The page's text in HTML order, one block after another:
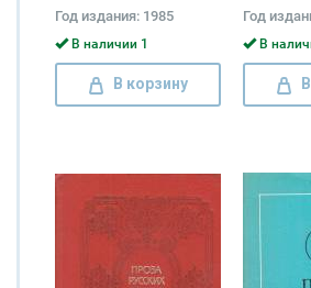
Григорович
Год издания: 1985
В наличии 1
В корзину
Крыстев
Год
В